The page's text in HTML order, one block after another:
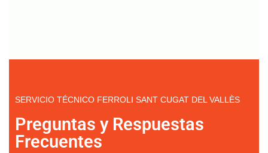
SERVICIO TÉCNICO FERROLI SANT CUGAT DEL VALLÈS
Preguntas y Respuestas
Frecuentes